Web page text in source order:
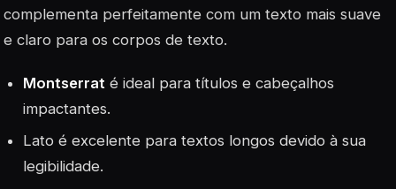
complementa perfeitamente com um texto mais suave
e claro para os corpos de texto.
Montserrat é ideal para títulos e cabeçalhos
impactantes.
Lato é excelente para textos longos devido à sua
legibilidade.